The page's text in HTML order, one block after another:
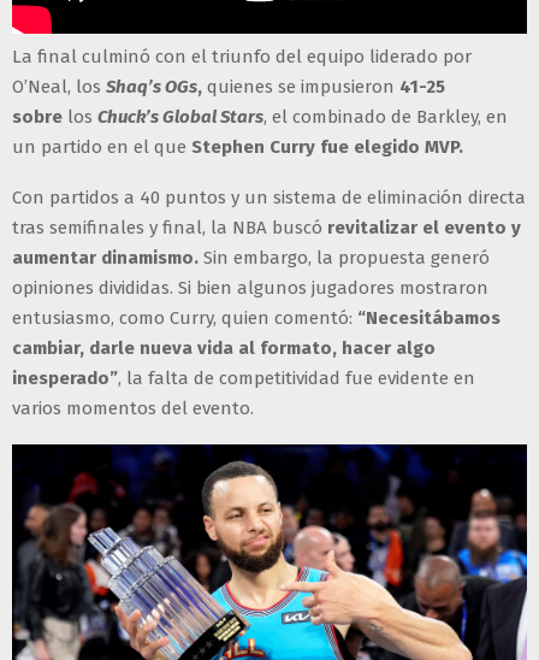
La final culminó con el triunfo del equipo liderado por
O’Neal, los Shaq’s OGs, quienes se impusieron 41-25
sobre los Chuck’s Global Stars, el combinado de Barkley, en
un partido en el que Stephen Curry fue elegido MVP.
Con partidos a 40 puntos y un sistema de eliminación directa
tras semifinales y final, la NBA buscó revitalizar el evento y
aumentar dinamismo. Sin embargo, la propuesta generó
opiniones divididas. Si bien algunos jugadores mostraron
entusiasmo, como Curry, quien comentó: “Necesitábamos
cambiar, darle nueva vida al formato, hacer algo
inesperado”, la falta de competitividad fue evidente en
varios momentos del evento.